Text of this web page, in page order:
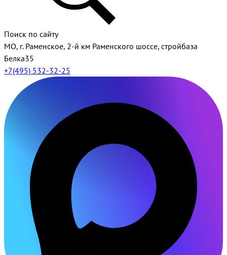
Поиск по сайту
МО, г. Раменское, 2-й км Раменского шоссе, стройбаза
Белка35
+7(495) 532-32-25